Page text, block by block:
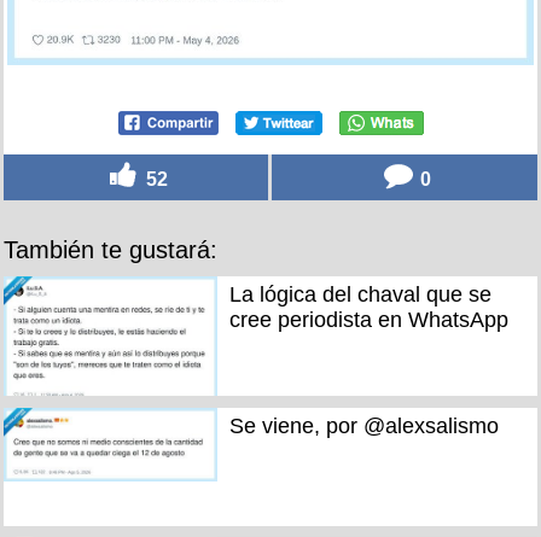
52 0
También te gustará:
La lógica del chaval que se
cree periodista en WhatsApp
Se viene, por @alexsalismo